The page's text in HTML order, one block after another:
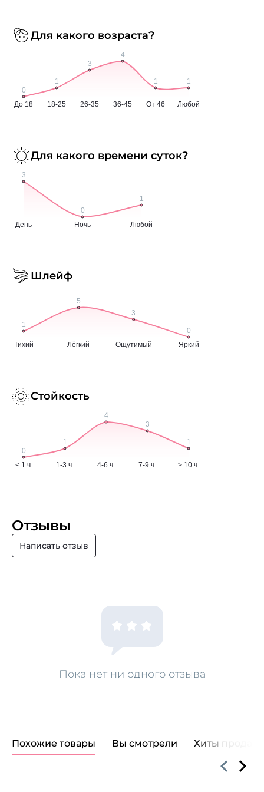
Для какого возраста?
Для какого времени суток?
Шлейф
Стойкость
Отзывы
Написать отзыв
Пока нет ни одного отзыва
Похожие товары Вы смотрели Хиты продаж